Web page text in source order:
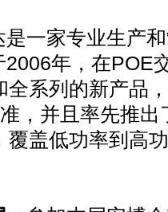
是一家专业生产
年，在POE
全系列的新产品
，并且率先推
覆盖低功率到高